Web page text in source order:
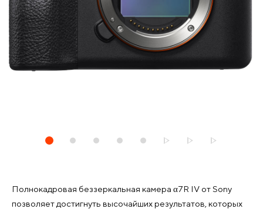
Полнокадровая беззеркальная камера α7R IV от Sony
позволяет достигнуть высочайших результатов, которых